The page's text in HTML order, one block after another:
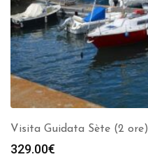
Visita Guidata Sète (2 ore)
329.00€